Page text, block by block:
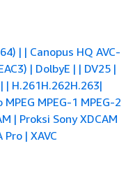
| | Canopus HQ AVC-
| DolbyE | | DV25 |
| | H.261H.262H.263|
MPEG-1 MPEG-2
| Proksi Sony XDCAM
Pro | XAVC